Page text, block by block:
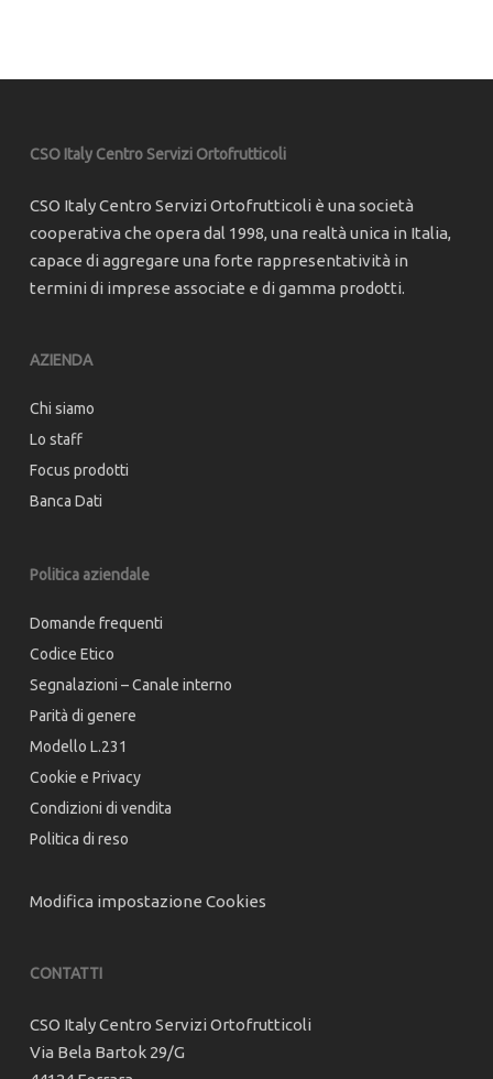
CSO Italy Centro Servizi Ortofrutticoli
CSO Italy Centro Servizi Ortofrutticoli è una società
cooperativa che opera dal 1998, una realtà unica in Italia,
capace di aggregare una forte rappresentatività in
termini di imprese associate e di gamma prodotti.
AZIENDA
Chi siamo
Lo staff
Focus prodotti
Banca Dati
Politica aziendale
Domande frequenti
Codice Etico
Segnalazioni – Canale interno
Parità di genere
Modello L.231
Cookie e Privacy
Condizioni di vendita
Politica di reso
Modifica impostazione Cookies
CONTATTI
CSO Italy Centro Servizi Ortofrutticoli
Via Bela Bartok 29/G